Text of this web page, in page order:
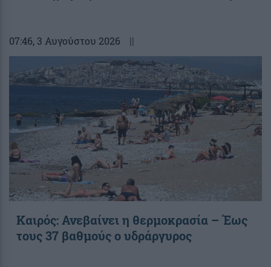
07:46, 3 Αυγούστου 2026 ||
Καιρός: Ανεβαίνει η θερμοκρασία – Έως
τους 37 βαθμούς ο υδράργυρος